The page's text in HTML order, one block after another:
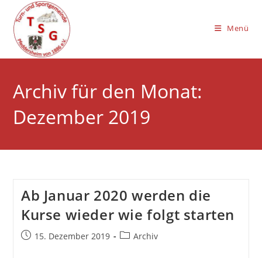
Inhalt
springen
Menü
Archiv für den Monat:
Dezember 2019
Ab Januar 2020 werden die
Kurse wieder wie folgt starten
Beitrag15. Dezember 2019
Beitrags-
Archiv